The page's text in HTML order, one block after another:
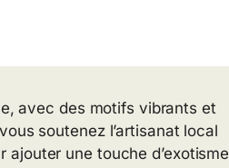
avec des motifs vibrants et
soutenez l’artisanat local
une touche d’exotisme